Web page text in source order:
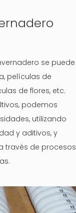
se puede
películas de
de flores, etc.
podemos
utilizando
y aditivos, y
través de procesos